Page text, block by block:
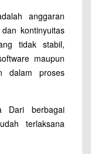
anggaran
kontinyuitas
tidak stabil,
maupun
dalam proses
Dari berbagai
terlaksana